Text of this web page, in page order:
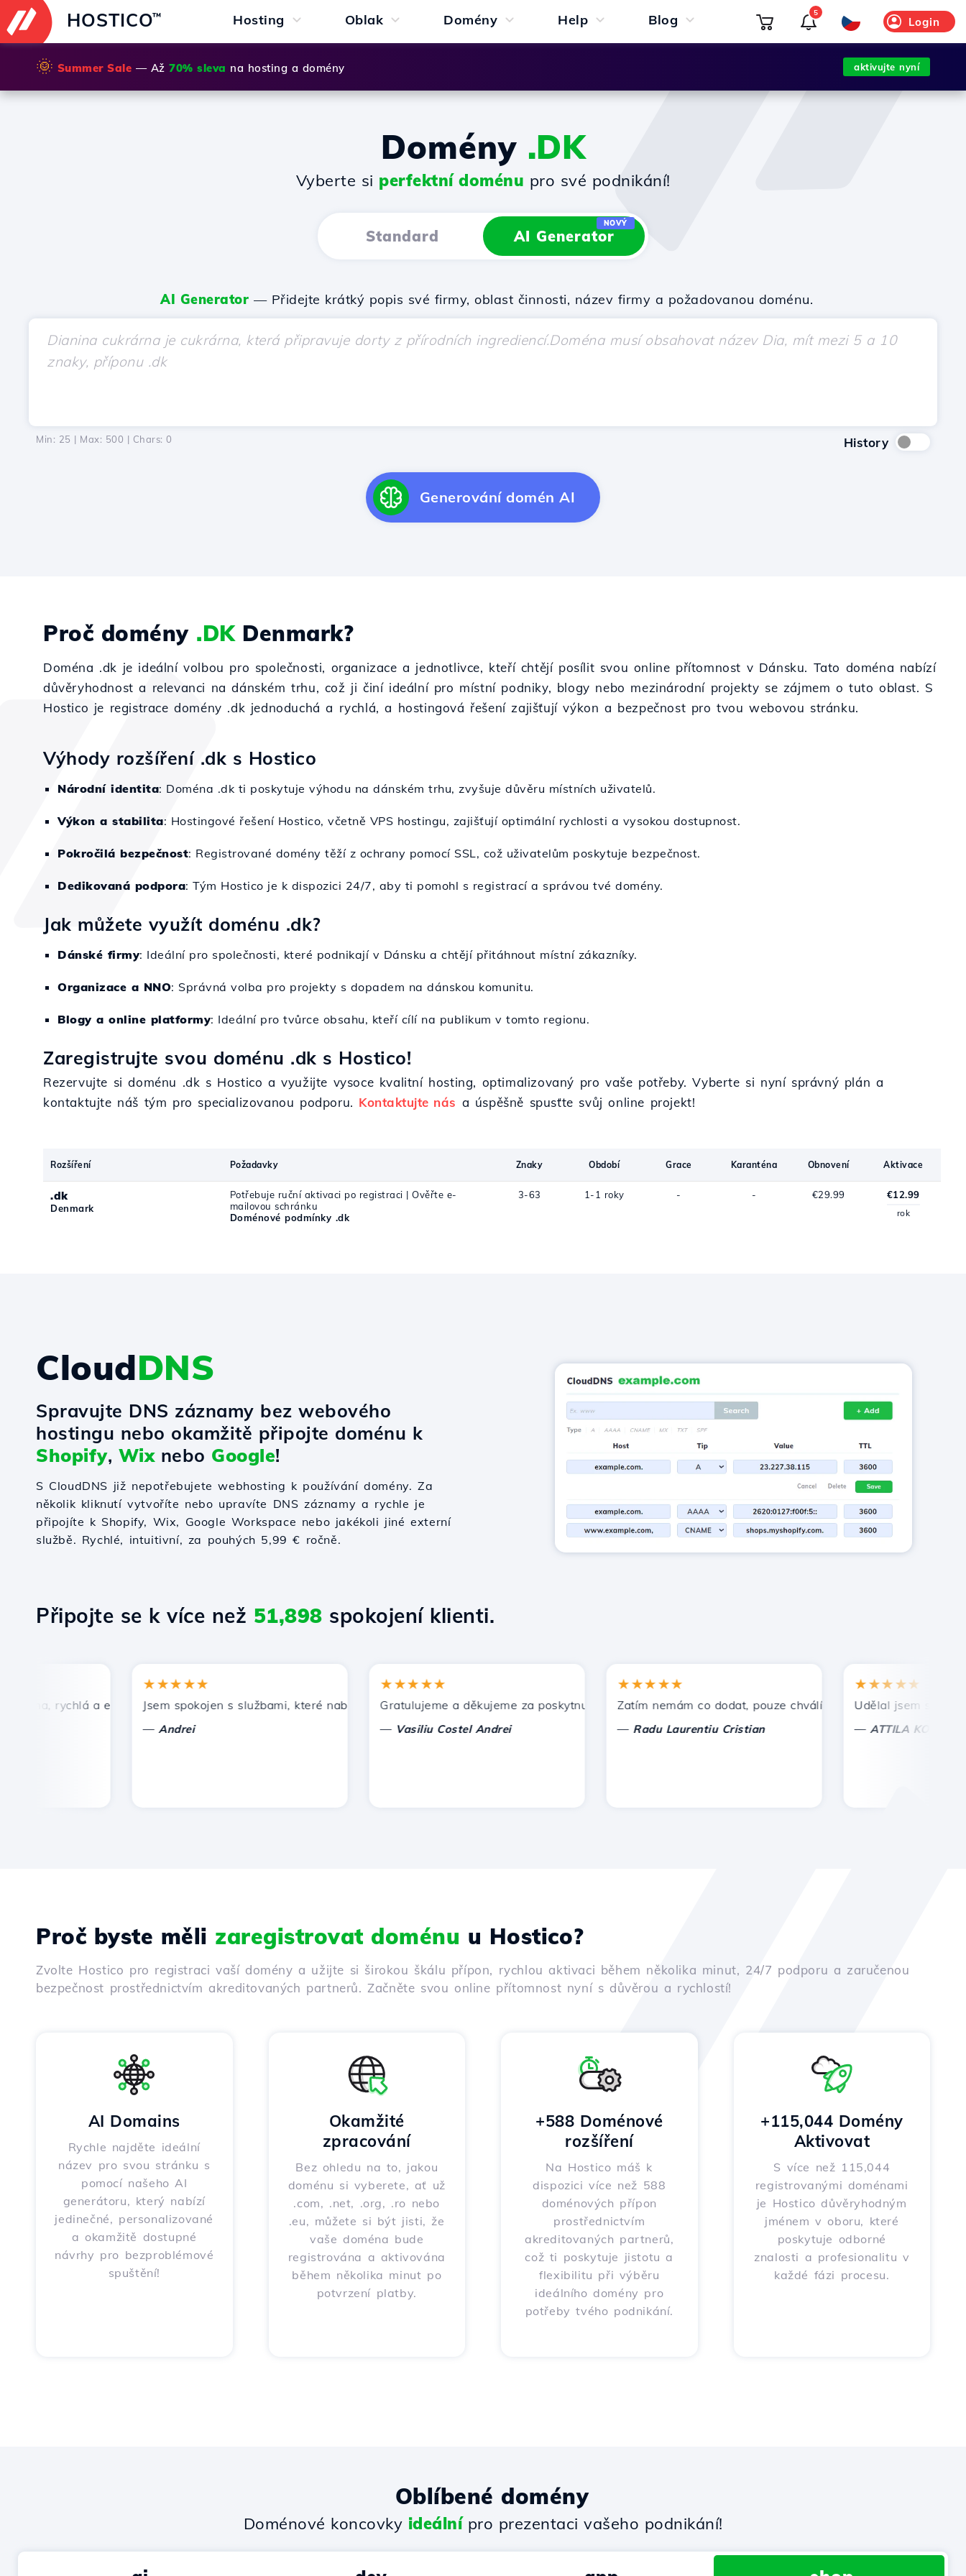
HOSTICO™ Hosting Oblak Domény Help Blog Login
5
🌞 Summer Sale — Až 70% sleva na hosting a domény aktivujte nyní
Domény .DK
Vyberte si perfektní doménu pro své podnikání!
Standard AI Generator
NOVÝ
AI Generator — Přidejte krátký popis své firmy, oblast činnosti, název firmy a požadovanou doménu.
Min: 25 | Max: 500 | Chars: 0 History
Generování domén AI
Proč domény .DKDenmark?
Doména .dk je ideální volbou pro společnosti, organizace a jednotlivce, kteří chtějí posílit svou online přítomnost v Dánsku. Tato doména nabízí
důvěryhodnost a relevanci na dánském trhu, což ji činí ideální pro místní podniky, blogy nebo mezinárodní projekty se zájmem o tuto oblast. S
Hostico je registrace domény .dk jednoduchá a rychlá, a hostingová řešení zajišťují výkon a bezpečnost pro tvou webovou stránku.
Výhody rozšíření .dk s Hostico
Národní identita: Doména .dk ti poskytuje výhodu na dánském trhu, zvyšuje důvěru místních uživatelů.
Výkon a stabilita: Hostingové řešení Hostico, včetně VPS hostingu, zajišťují optimální rychlosti a vysokou dostupnost.
Pokročilá bezpečnost: Registrované domény těží z ochrany pomocí SSL, což uživatelům poskytuje bezpečnost.
Dedikovaná podpora: Tým Hostico je k dispozici 24/7, aby ti pomohl s registrací a správou tvé domény.
Jak můžete využít doménu .dk?
Dánské firmy: Ideální pro společnosti, které podnikají v Dánsku a chtějí přitáhnout místní zákazníky.
Organizace a NNO: Správná volba pro projekty s dopadem na dánskou komunitu.
Blogy a online platformy: Ideální pro tvůrce obsahu, kteří cílí na publikum v tomto regionu.
Zaregistrujte svou doménu .dk s Hostico!
Rezervujte si doménu .dk s Hostico a využijte vysoce kvalitní hosting, optimalizovaný pro vaše potřeby. Vyberte si nyní správný plán a
kontaktujte náš tým pro specializovanou podporu. Kontaktujte nás a úspěšně spusťte svůj online projekt!
Rozšíření Požadavky Znaky Období Grace Karanténa Obnovení Aktivace
.dk
Denmark
Potřebuje ruční aktivaci po registraci | Ověřte e-
mailovou schránku
Doménové podmínky .dk
3-63 1-1 roky - - €29.99 €12.99
rok
CloudDNS
Spravujte DNS záznamy bez webového
hostingu nebo okamžitě připojte doménu k
Shopify, Wixnebo Google!
S CloudDNS již nepotřebujete webhosting k používání domény. Za
několik kliknutí vytvoříte nebo upravíte DNS záznamy a rychle je
připojíte k Shopify, Wix, Google Workspace nebo jakékoli jiné externí
službě. Rychlé, intuitivní, za pouhých 5,99 € ročně.
Připojte se k více než 51,898 spokojení klienti.
rychlá a efektivní technická podpora.
★★★★★
Jsem spokojen s službami, které nabízí Hostico. Doporučil jsem vás dalším známým.
Andrei
★★★★★
Gratulujeme a děkujeme za poskytnutou podporu!
Vasiliu Costel Andrei
★★★★★
Zatím nemám co dodat, pouze chválím. S zvláštní úctou, Cristian.
Radu Laurentiu Cristian
★★★★★
Udělal jsem správnou
ATTILA KOLES
Proč byste měli zaregistrovat doménu u Hostico?
Zvolte Hostico pro registraci vaší domény a užijte si širokou škálu přípon, rychlou aktivaci během několika minut, 24/7 podporu a zaručenou
bezpečnost prostřednictvím akreditovaných partnerů. Začněte svou online přítomnost nyní s důvěrou a rychlostí!
AI Domains
Rychle najděte ideální
název pro svou stránku s
pomocí našeho AI
generátoru, který nabízí
jedinečné, personalizované
a okamžitě dostupné
návrhy pro bezproblémové
spuštění!
Okamžité
zpracování
Bez ohledu na to, jakou
doménu si vyberete, ať už
.com, .net, .org, .ro nebo
.eu, můžete si být jisti, že
vaše doména bude
registrována a aktivována
během několika minut po
potvrzení platby.
+588 Doménové
rozšíření
Na Hostico máš k
dispozici více než 588
doménových přípon
prostřednictvím
akreditovaných partnerů,
což ti poskytuje jistotu a
flexibilitu při výběru
ideálního domény pro
potřeby tvého podnikání.
+115,044 Domény
Aktivovat
S více než 115,044
registrovanými doménami
je Hostico důvěryhodným
jménem v oboru, které
poskytuje odborné
znalosti a profesionalitu v
každé fázi procesu.
Oblíbené domény
Doménové koncovky ideálnípro prezentaci vašeho podnikání!